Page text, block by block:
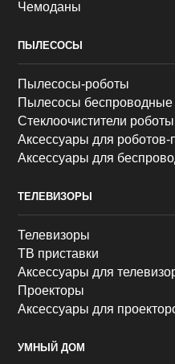
Чемоданы
ПЫЛЕСОСЫ
Пылесосы-роботы
Пылесосы беспроводные
Стеклоочистители роботы
Аксессуары для роботов-
Аксессуары для
ТЕЛЕВИЗОРЫ
Телевизоры
ТВ приставки
Аксессуары для
Проекторы
Аксессуары для
УМНЫЙ ДОМ